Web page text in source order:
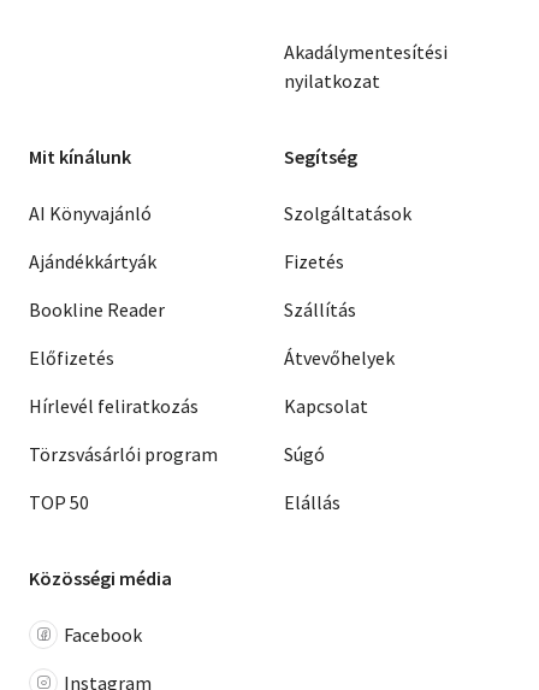
Akadálymentesítési
nyilatkozat
Mit kínálunk
AI Könyvajánló
Ajándékkártyák
Bookline Reader
Előfizetés
Hírlevél feliratkozás
Törzsvásárlói program
TOP 50
Segítség
Szolgáltatások
Fizetés
Szállítás
Átvevőhelyek
Kapcsolat
Súgó
Elállás
Közösségi média
Facebook
Instagram